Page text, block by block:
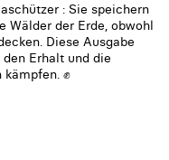
: Sie speichern
der Erde, obwohl
Diese Ausgabe
Erhalt und die
✊